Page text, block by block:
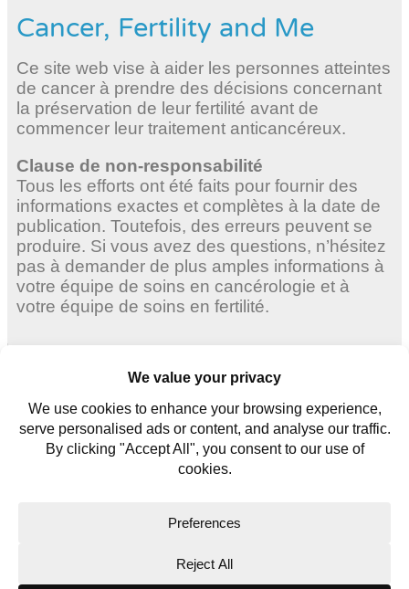
Cancer, Fertility and Me
Ce site web vise à aider les personnes atteintes
de cancer à prendre des décisions concernant
la préservation de leur fertilité avant de
commencer leur traitement anticancéreux.
Clause de non-responsabilité
Tous les efforts ont été faits pour fournir des
informations exactes et complètes à la date de
publication. Toutefois, des erreurs peuvent se
produire. Si vous avez des questions, n’hésitez
pas à demander de plus amples informations à
votre équipe de soins en cancérologie et à
votre équipe de soins en fertilité.
Jeunes hommes
Contactez nous
Copyright © 2026. All rights reserved.